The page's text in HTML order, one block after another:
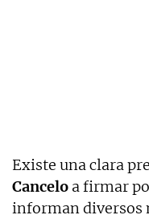
Existe una clara
Cancelo a firmar
informan diversos